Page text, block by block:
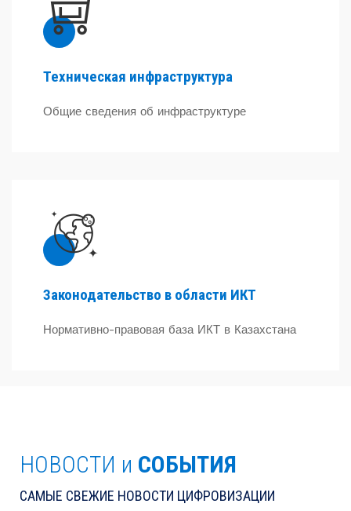
Техническая инфраструктура
Общие сведения об инфраструктуре
Законодательство в области ИКТ
Нормативно-правовая база ИКТ в Казахстана
НОВОСТИ и СОБЫТИЯ
САМЫЕ СВЕЖИЕ НОВОСТИ ЦИФРОВИЗАЦИИ